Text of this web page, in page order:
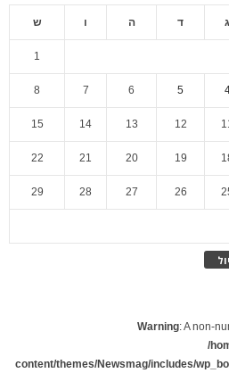
ג ד ה ו ש
1
5
6
7
8
12
13
14
15
19
20
21
22
26
27
28
29
Warning: A non-
/
content/themes/Newsmag/includes/